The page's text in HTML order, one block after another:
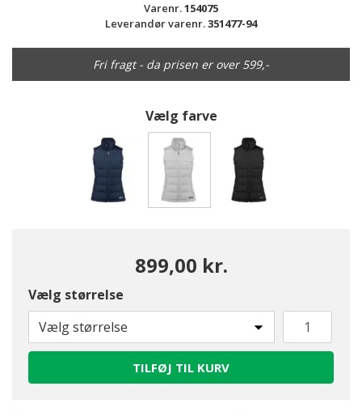
Varenr.154075
Leverandør varenr.351477-94
Fri fragt - da prisen er over 599,-
Vælg farve
899,00 kr.
Vælg størrelse
Vælg størrelse
TILFØJ TIL KURV